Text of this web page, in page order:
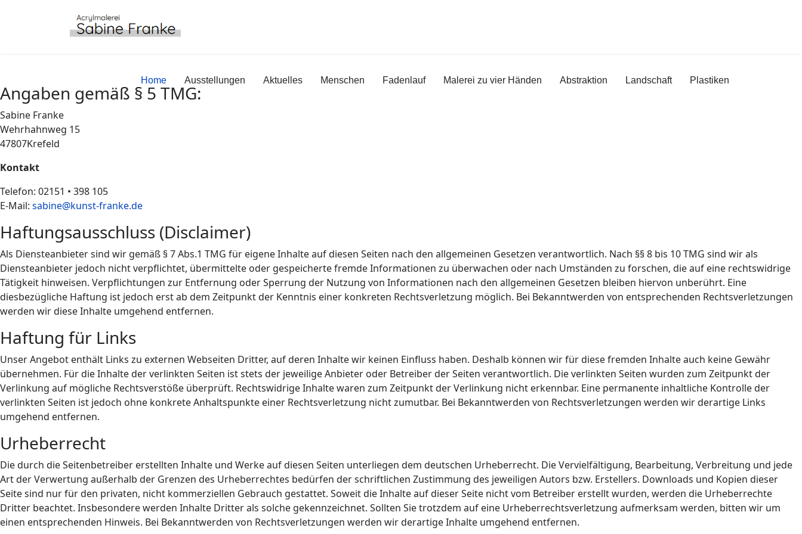
Home Ausstellungen Aktuelles Menschen Fadenlauf Malerei zu vier Händen Abstraktion Landschaft Plastiken
Angaben gemäß § 5 TMG:
Sabine Franke
Wehrhahnweg 15
47807Krefeld
Kontakt
Telefon: 02151 • 398 105
E-Mail: sabine@kunst-franke.de
Haftungsausschluss (Disclaimer)
Als Diensteanbieter sind wir gemäß § 7 Abs.1 TMG für eigene Inhalte auf diesen Seiten nach den allgemeinen Gesetzen verantwortlich. Nach §§ 8 bis 10 TMG sind wir als
Diensteanbieter jedoch nicht verpflichtet, übermittelte oder gespeicherte fremde Informationen zu überwachen oder nach Umständen zu forschen, die auf eine rechtswidrige
Tätigkeit hinweisen. Verpflichtungen zur Entfernung oder Sperrung der Nutzung von Informationen nach den allgemeinen Gesetzen bleiben hiervon unberührt. Eine
diesbezügliche Haftung ist jedoch erst ab dem Zeitpunkt der Kenntnis einer konkreten Rechtsverletzung möglich. Bei Bekanntwerden von entsprechenden Rechtsverletzungen
werden wir diese Inhalte umgehend entfernen.
Haftung für Links
Unser Angebot enthält Links zu externen Webseiten Dritter, auf deren Inhalte wir keinen Einfluss haben. Deshalb können wir für diese fremden Inhalte auch keine Gewähr
übernehmen. Für die Inhalte der verlinkten Seiten ist stets der jeweilige Anbieter oder Betreiber der Seiten verantwortlich. Die verlinkten Seiten wurden zum Zeitpunkt der
Verlinkung auf mögliche Rechtsverstöße überprüft. Rechtswidrige Inhalte waren zum Zeitpunkt der Verlinkung nicht erkennbar. Eine permanente inhaltliche Kontrolle der
verlinkten Seiten ist jedoch ohne konkrete Anhaltspunkte einer Rechtsverletzung nicht zumutbar. Bei Bekanntwerden von Rechtsverletzungen werden wir derartige Links
umgehend entfernen.
Urheberrecht
Die durch die Seitenbetreiber erstellten Inhalte und Werke auf diesen Seiten unterliegen dem deutschen Urheberrecht. Die Vervielfältigung, Bearbeitung, Verbreitung und jede
Art der Verwertung außerhalb der Grenzen des Urheberrechtes bedürfen der schriftlichen Zustimmung des jeweiligen Autors bzw. Erstellers. Downloads und Kopien dieser
Seite sind nur für den privaten, nicht kommerziellen Gebrauch gestattet. Soweit die Inhalte auf dieser Seite nicht vom Betreiber erstellt wurden, werden die Urheberrechte
Dritter beachtet. Insbesondere werden Inhalte Dritter als solche gekennzeichnet. Sollten Sie trotzdem auf eine Urheberrechtsverletzung aufmerksam werden, bitten wir um
einen entsprechenden Hinweis. Bei Bekanntwerden von Rechtsverletzungen werden wir derartige Inhalte umgehend entfernen.